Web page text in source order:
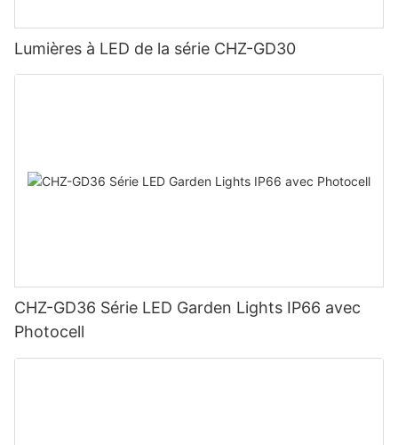
Lumières à LED de la série CHZ-GD30
CHZ-GD36 Série LED Garden Lights IP66 avec
Photocell